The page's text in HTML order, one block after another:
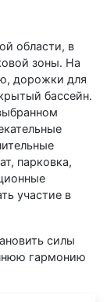
области, в
зоны. На
дорожки для
бассейн.
парковка,
участие в
силы
гармонию